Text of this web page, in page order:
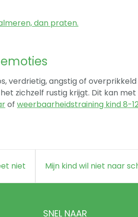
dan praten.
verdrietig, angstig of
zichzelf rustig krijgt. Dit kan met
of weerbaarheidstraining kind 8-
niet Mijn kind wil niet naar
SNEL NAAR